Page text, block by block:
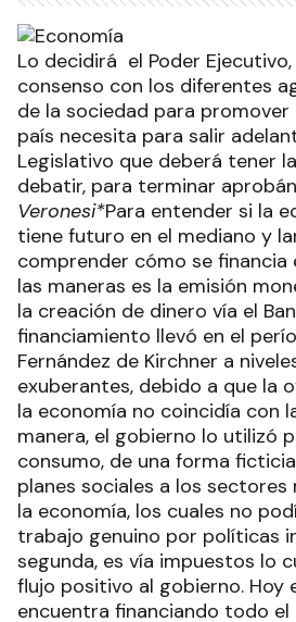
Lo decidirá el Poder
consenso con los diferentes
de la sociedad para
país necesita para salir
Legislativo que deberá tener
debatir, para terminar
Veronesi*Para entender si la
tiene futuro en el mediano y
comprender cómo se financia
las maneras es la emisión
la creación de dinero vía el
financiamiento llevó en el
Fernández de Kirchner a
exuberantes, debido a que la
la economía no coincidía con
manera, el gobierno lo utilizó
consumo, de una forma
planes sociales a los sectores
la economía, los cuales no
trabajo genuino por políticas
segunda, es vía impuestos lo
flujo positivo al gobierno. Hoy
encuentra financiando todo